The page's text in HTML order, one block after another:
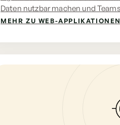
Daten nutzbar machen und
MEHR ZU WEB-